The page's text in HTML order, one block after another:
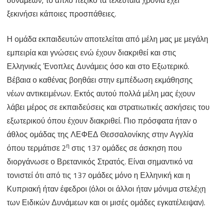
ξεκινήσει κάποιες προσπάθειες.
Η ομάδα εκπαιδευτών αποτελείται από μέλη μας με μεγάλη
εμπειρία και γνώσεις ενώ έχουν διακριθεί και στις
Ελληνικές Ένοπλες Δυνάμεις όσο και στο Εξωτερικό.
Βέβαια ο καθένας βοηθάει στην εμπέδωση εκμάθησης
νέων αντικειμένων. Εκτός αυτού πολλά μέλη μας έχουν
λάβει μέρος σε εκπαιδεύσεις και στρατιωτικές ασκήσεις του
εξωτερικού όπου έχουν διακριθεί. Πιο πρόσφατα ήταν ο
άθλος ομάδας της ΛΕΦΕΔ Θεσσαλονίκης στην Αγγλία
όπου τερμάτισε 2η στις 137 ομάδες σε άσκηση που
διοργάνωσε ο Βρετανικός Στρατός. Είναι σημαντικό να
τονιστεί ότι από τις 137 ομάδες μόνο η Ελληνική και η
Κυπριακή ήταν έφεδροι (όλοι οι άλλοι ήταν μόνιμα στελέχη
των Ειδικών Δυνάμεων και οι μισές ομάδες εγκατέλειψαν).